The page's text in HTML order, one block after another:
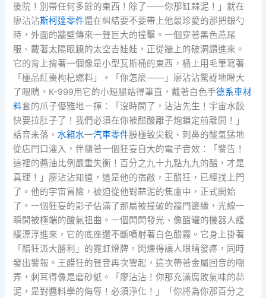
後院！別帶任何多餘的東西！除了——你那缸蒜泥！」就在
廖沾沾斯柯達零件還在糾結要不要帶上他最珍愛的那把銀勺
時，外面的牆壁傳來一聲巨大的撞擊。一個穿著黑色燕尾
服、戴著太陽眼鏡的太空吉娃娃，正從牆上的破洞鑽進來。
它的背上揹著一個像是小型瓦斯桶的東西，桶上用毛筆寫著
「極品紅棗枸杞燃料」。「你怎麼——」廖沾沾驚訝地瞪大
了眼睛。K-999用它的小短腿站得筆直，戴著白色手德系車材
料套的爪子優雅地一揮：「沒時間了，沾沾先生！宇宙水餃
快要拉肚子了！我們必須在你被醋酸離子炮鎖定前離開！」
話音未落，水箱水一汽車零件股極致尖銳、刺鼻的酸氣猛地
從店門口灌入，伴隨著一個狂妄自大的電子音效：「警告！
這裡的醬油比例嚴重失衡！百分之九十九點九九的醋，才是
真理！」廖沾沾知道，這是他的宿敵，王醋狂，已經找上門
了。他的宇宙冒險，被迫從他對蒜泥的焦慮中，正式開始
了。一個狂妄的影子佔滿了那扇被撞破的牆門邊緣，光線一
瞬間被極端的酸氣扭曲。一個閃閃發光、像醋罐的機器人緩
緩漂浮進來，它的底座還不斷噴射著白色醋霧。它身上掛著
「醋狂派大勝利」的霓虹燈牌，閃爍得讓人眼睛發疼，同時
發出警報。王醋狂的聲音再次響起，這次帶著金屬回音的嘲
弄，刺耳得像是磨砂紙。「廖沾沾！你那充滿腐敗氣味的蒜
泥，是對醬料學的侮辱！必須淨化！」「你將為你那百分之